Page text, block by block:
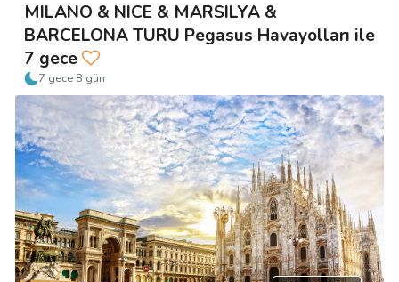
MILANO & NICE & MARSILYA &
BARCELONA TURU Pegasus Havayolları ile
7 gece
7 gece 8 gün